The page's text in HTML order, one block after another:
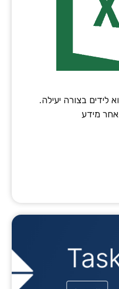
לידים בצורה יעילה.
אחר מידע